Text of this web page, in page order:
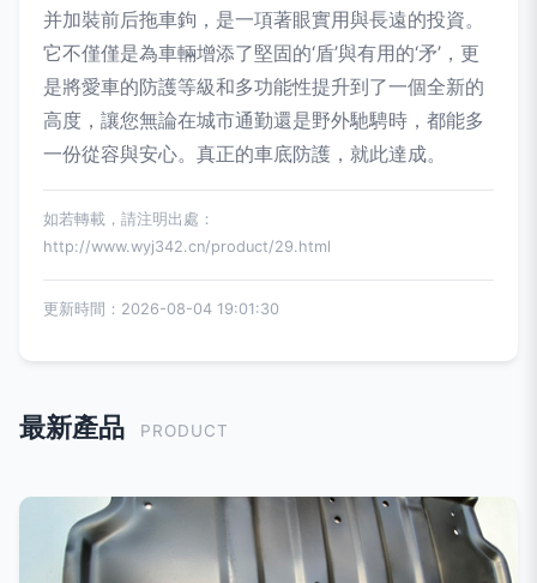
并加裝前后拖車鉤，是一項著眼實用與長遠的投資。
它不僅僅是為車輛增添了堅固的‘盾’與有用的‘矛’，更
是將愛車的防護等級和多功能性提升到了一個全新的
高度，讓您無論在城市通勤還是野外馳騁時，都能多
一份從容與安心。真正的車底防護，就此達成。
如若轉載，請注明出處：
http://www.wyj342.cn/product/29.html
更新時間：2026-08-04 19:01:30
最新產品 PRODUCT